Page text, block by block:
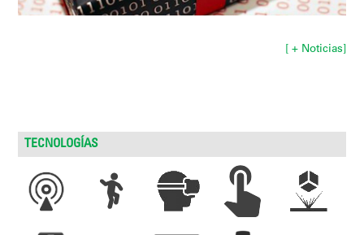
[ + Noticias]
TECNOLOGÍAS